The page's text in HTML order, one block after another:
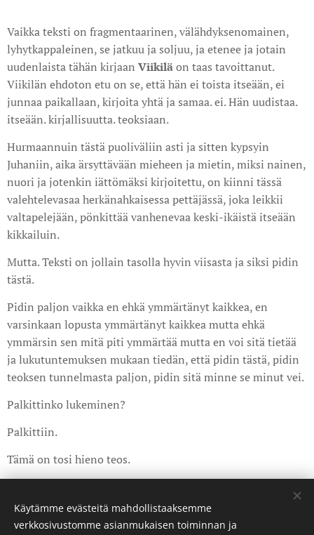
Vaikka teksti on fragmentaarinen, välähdyksenomainen,
lyhytkappaleinen, se jatkuu ja soljuu, ja etenee ja jotain
uudenlaista tähän kirjaan Viikiläon taas tavoittanut.
Viikilän ehdoton etu on se, että hän ei toista itseään, ei
junnaa paikallaan, kirjoita yhtä ja samaa. ei. Hän uudistaa.
itseään. kirjallisuutta. teoksiaan.
Hurmaannuin tästä puoliväliin asti ja sitten kypsyin
Juhaniin, aika ärsyttävään mieheen ja mietin, miksi nainen,
nuori ja jotenkin iättömäksi kirjoitettu, on kiinni tässä
valehtelevasaa herkänahkaisessa pettäjässä, joka leikkii
valtapelejään, pönkittää vanhenevaa keski-ikäistä itseään
kikkailuin.
Mutta. Teksti on jollain tasolla hyvin viisasta ja siksi pidin
tästä.
Pidin paljon vaikka en ehkä ymmärtänyt kaikkea, en
varsinkaan lopusta ymmärtänyt kaikkea mutta ehkä
ymmärsin sen mitä piti ymmärtää mutta en voi sitä tietää
ja lukutuntemuksen mukaan tiedän, että pidin tästä, pidin
teoksen tunnelmasta paljon, pidin sitä minne se minut vei.
Palkittinko lukeminen?
Palkittiin.
Tämä on tosi hieno teos.
Share
Käytämme evästeitä mahdollistaaksemme
verkkosivustomme asianmukaisen toiminnan ja